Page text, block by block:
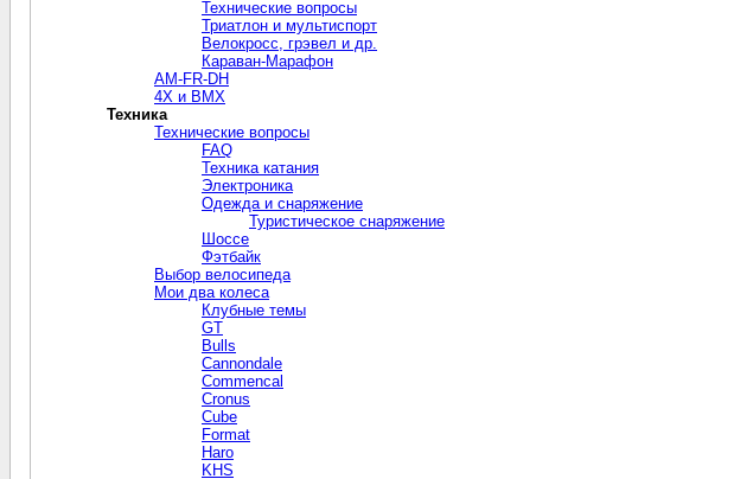
Технические вопросы
Триатлон и мультиспорт
Велокросc, грэвел и др.
Караван-Марафон
AM-FR-DH
4X и BMX
Техника
Технические вопросы
FAQ
Техника катания
Электроника
Одежда и снаряжение
Туристическое снаряжение
Шоссе
Фэтбайк
Выбор велосипеда
Мои два колеса
Клубные темы
GT
Bulls
Cannondale
Commencal
Cronus
Cube
Format
Haro
KHS